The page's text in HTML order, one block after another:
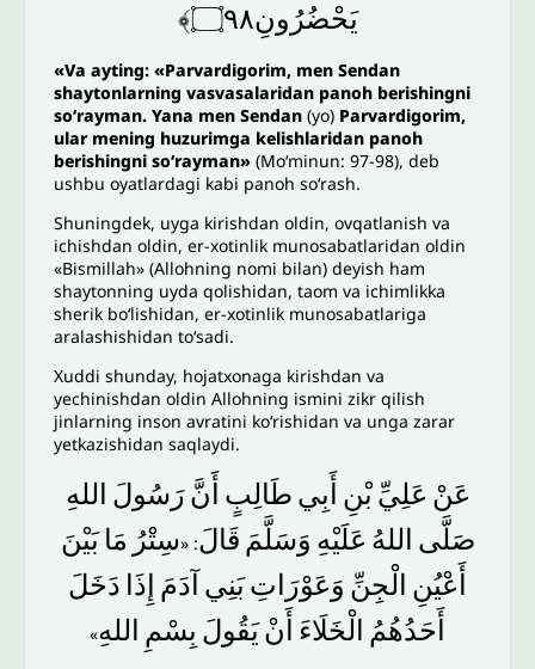
يَحْضُرُونِ۝٩٨﴾
«Va ayting: «Parvardigorim, men Sendan
shaytonlarning vasvasalaridan panoh berishingni
so‘rayman. Yana men Sendan(yo) Parvardigorim,
ular mening huzurimga kelishlaridan panoh
berishingni so‘rayman» (Mo‘minun: 97-98), deb
ushbu oyatlardagi kabi panoh so‘rash.
Shuningdek, uyga kirishdan oldin, ovqatlanish va
ichishdan oldin, er-xotinlik munosabatlaridan oldin
«Bismillah» (Allohning nomi bilan) deyish ham
shaytonning uyda qolishidan, taom va ichimlikka
sherik bo‘lishidan, er-xotinlik munosabatlariga
aralashishidan to‘sadi.
Xuddi shunday, hojatxonaga kirishdan va
yechinishdan oldin Allohning ismini zikr qilish
jinlarning inson avratini ko‘rishidan va unga zarar
yetkazishidan saqlaydi.
عَنْ عَلِيِّ بْنِ أَبِي طَالِبٍ أَنَّ رَسُولَ اللهِ
صَلَّى اللهُ عَلَيْهِ وَسَلَّمَ قَالَ: «سِتْرُ مَا بَيْنَ
أَعْيُنِ الْجِنِّ وَعَوْرَاتِبَنِي آدَمَ إِذَا دَخَلَ
أَحَدُهُمُ الْخَلَاءَ أَنْيَقُولَ بِسْمِ اللهِ»